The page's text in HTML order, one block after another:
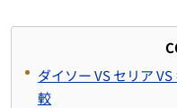
ダイソー VS セリア
較